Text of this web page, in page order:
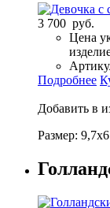
3 700 руб.
Цена
Подробнее
Добавить в
Размер: